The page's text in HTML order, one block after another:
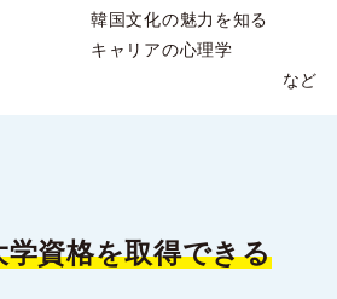
韓国文化の魅力を知る
キャリアの心理学
など
資格を取得できる